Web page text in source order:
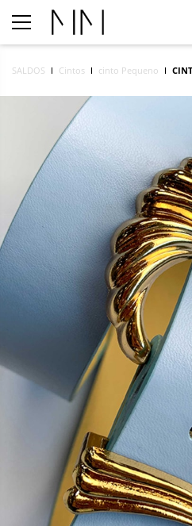
SALDOS Cintos cinto Pequeno